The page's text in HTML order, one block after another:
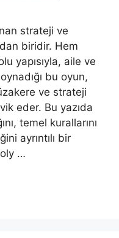
strateji ve
biridir. Hem
yapısıyla, aile ve
bu oyun,
ve strateji
eder. Bu yazıda
temel kurallarını
ayrıntılı bir
…